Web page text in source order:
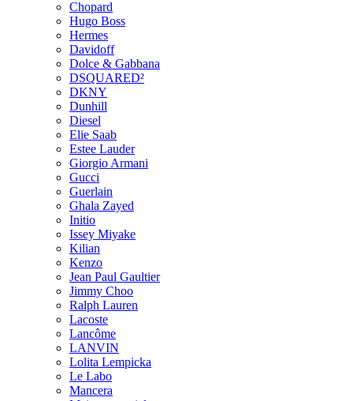
Chopard
Hugo Boss
Hermes
Davidoff
Dolce & Gabbana
DSQUARED²
DKNY
Dunhill
Diesel
Elie Saab
Estee Lauder
Giorgio Armani
Gucci
Guerlain
Ghala Zayed
Initio
Issey Miyake
Kilian
Kenzo
Jean Paul Gaultier
Jimmy Choo
Ralph Lauren
Lacoste
Lancôme
LANVIN
Lolita Lempicka
Le Labo
Mancera